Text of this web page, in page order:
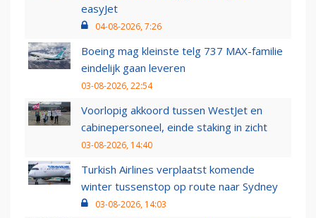
easyJet
04-08-2026, 7:26
Boeing mag kleinste telg 737 MAX-familie
eindelijk gaan leveren
03-08-2026, 22:54
Voorlopig akkoord tussen WestJet en
cabinepersoneel, einde staking in zicht
03-08-2026, 14:40
Turkish Airlines verplaatst komende
winter tussenstop op route naar Sydney
03-08-2026, 14:03